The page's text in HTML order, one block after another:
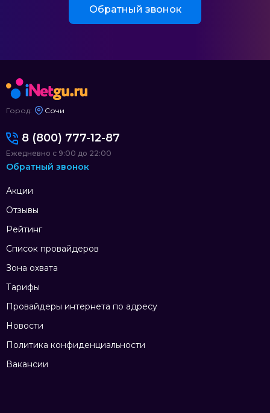
Обратный звонок
Город: Сочи
Акции
Отзывы
Рейтинг
Список провайдеров
Зона охвата
Тарифы
Провайдеры интернета по адресу
Новости
Политика конфиденциальности
Вакансии
8 (800) 777-12-87
Ежедневно с 9:00 до 22:00
Обратный звонок